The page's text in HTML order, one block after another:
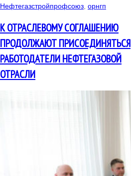
Нефтегазстройпрофсоюз орнгп
К ОТРАСЛЕВОМУ СОГЛАШЕНИЮ
ПРОДОЛЖАЮТ ПРИСОЕДИНЯТЬСЯ
РАБОТОДАТЕЛИ НЕФТЕГАЗОВОЙ
ОТРАСЛИ